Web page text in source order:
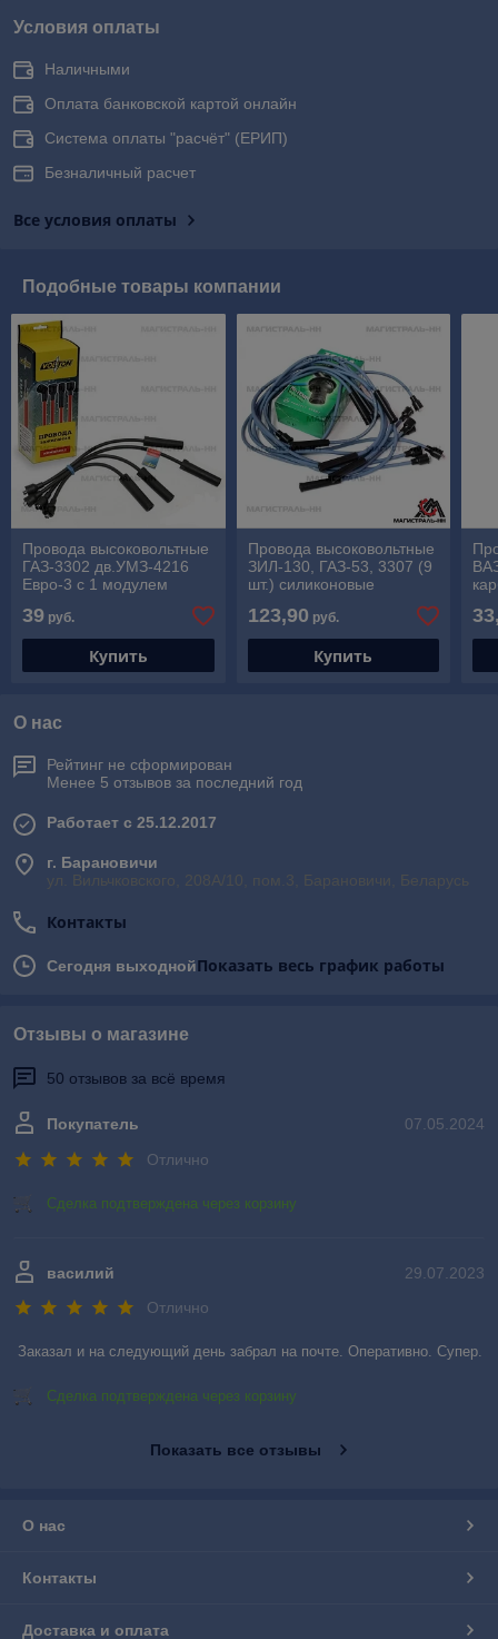
Условия оплаты
Наличными
Оплата банковской картой онлайн
Система оплаты "расчёт" (ЕРИП)
Безналичный расчет
Все условия оплаты
Подобные товары компании
Провода высоковольтные
ГАЗ-3302 дв.УМЗ-4216
Евро-3 с 1 модулем
39 руб.
Купить
Провода высоковольтные
ЗИЛ-130, ГАЗ-53, 3307 (9
шт.) силиконовые
123,90 руб.
Купить
О нас
Рейтинг не сформирован
Менее 5 отзывов за последний год
Работает с 25.12.2017
г. Барановичи
ул. Вильчковского, 208А/10, пом.3, Барановичи, Беларусь
Контакты
Сегодня выходнойПоказать весь график работы
Отзывы о магазине
50 отзывов за всё время
07.05.2024
Покупатель
Отлично
Сделка подтверждена через корзину
29.07.2023
василий
Отлично
Заказал и на следующий день забрал на почте. Оперативно. Супер.
Сделка подтверждена через корзину
Показать все отзывы
О нас
Контакты
Доставка и оплата